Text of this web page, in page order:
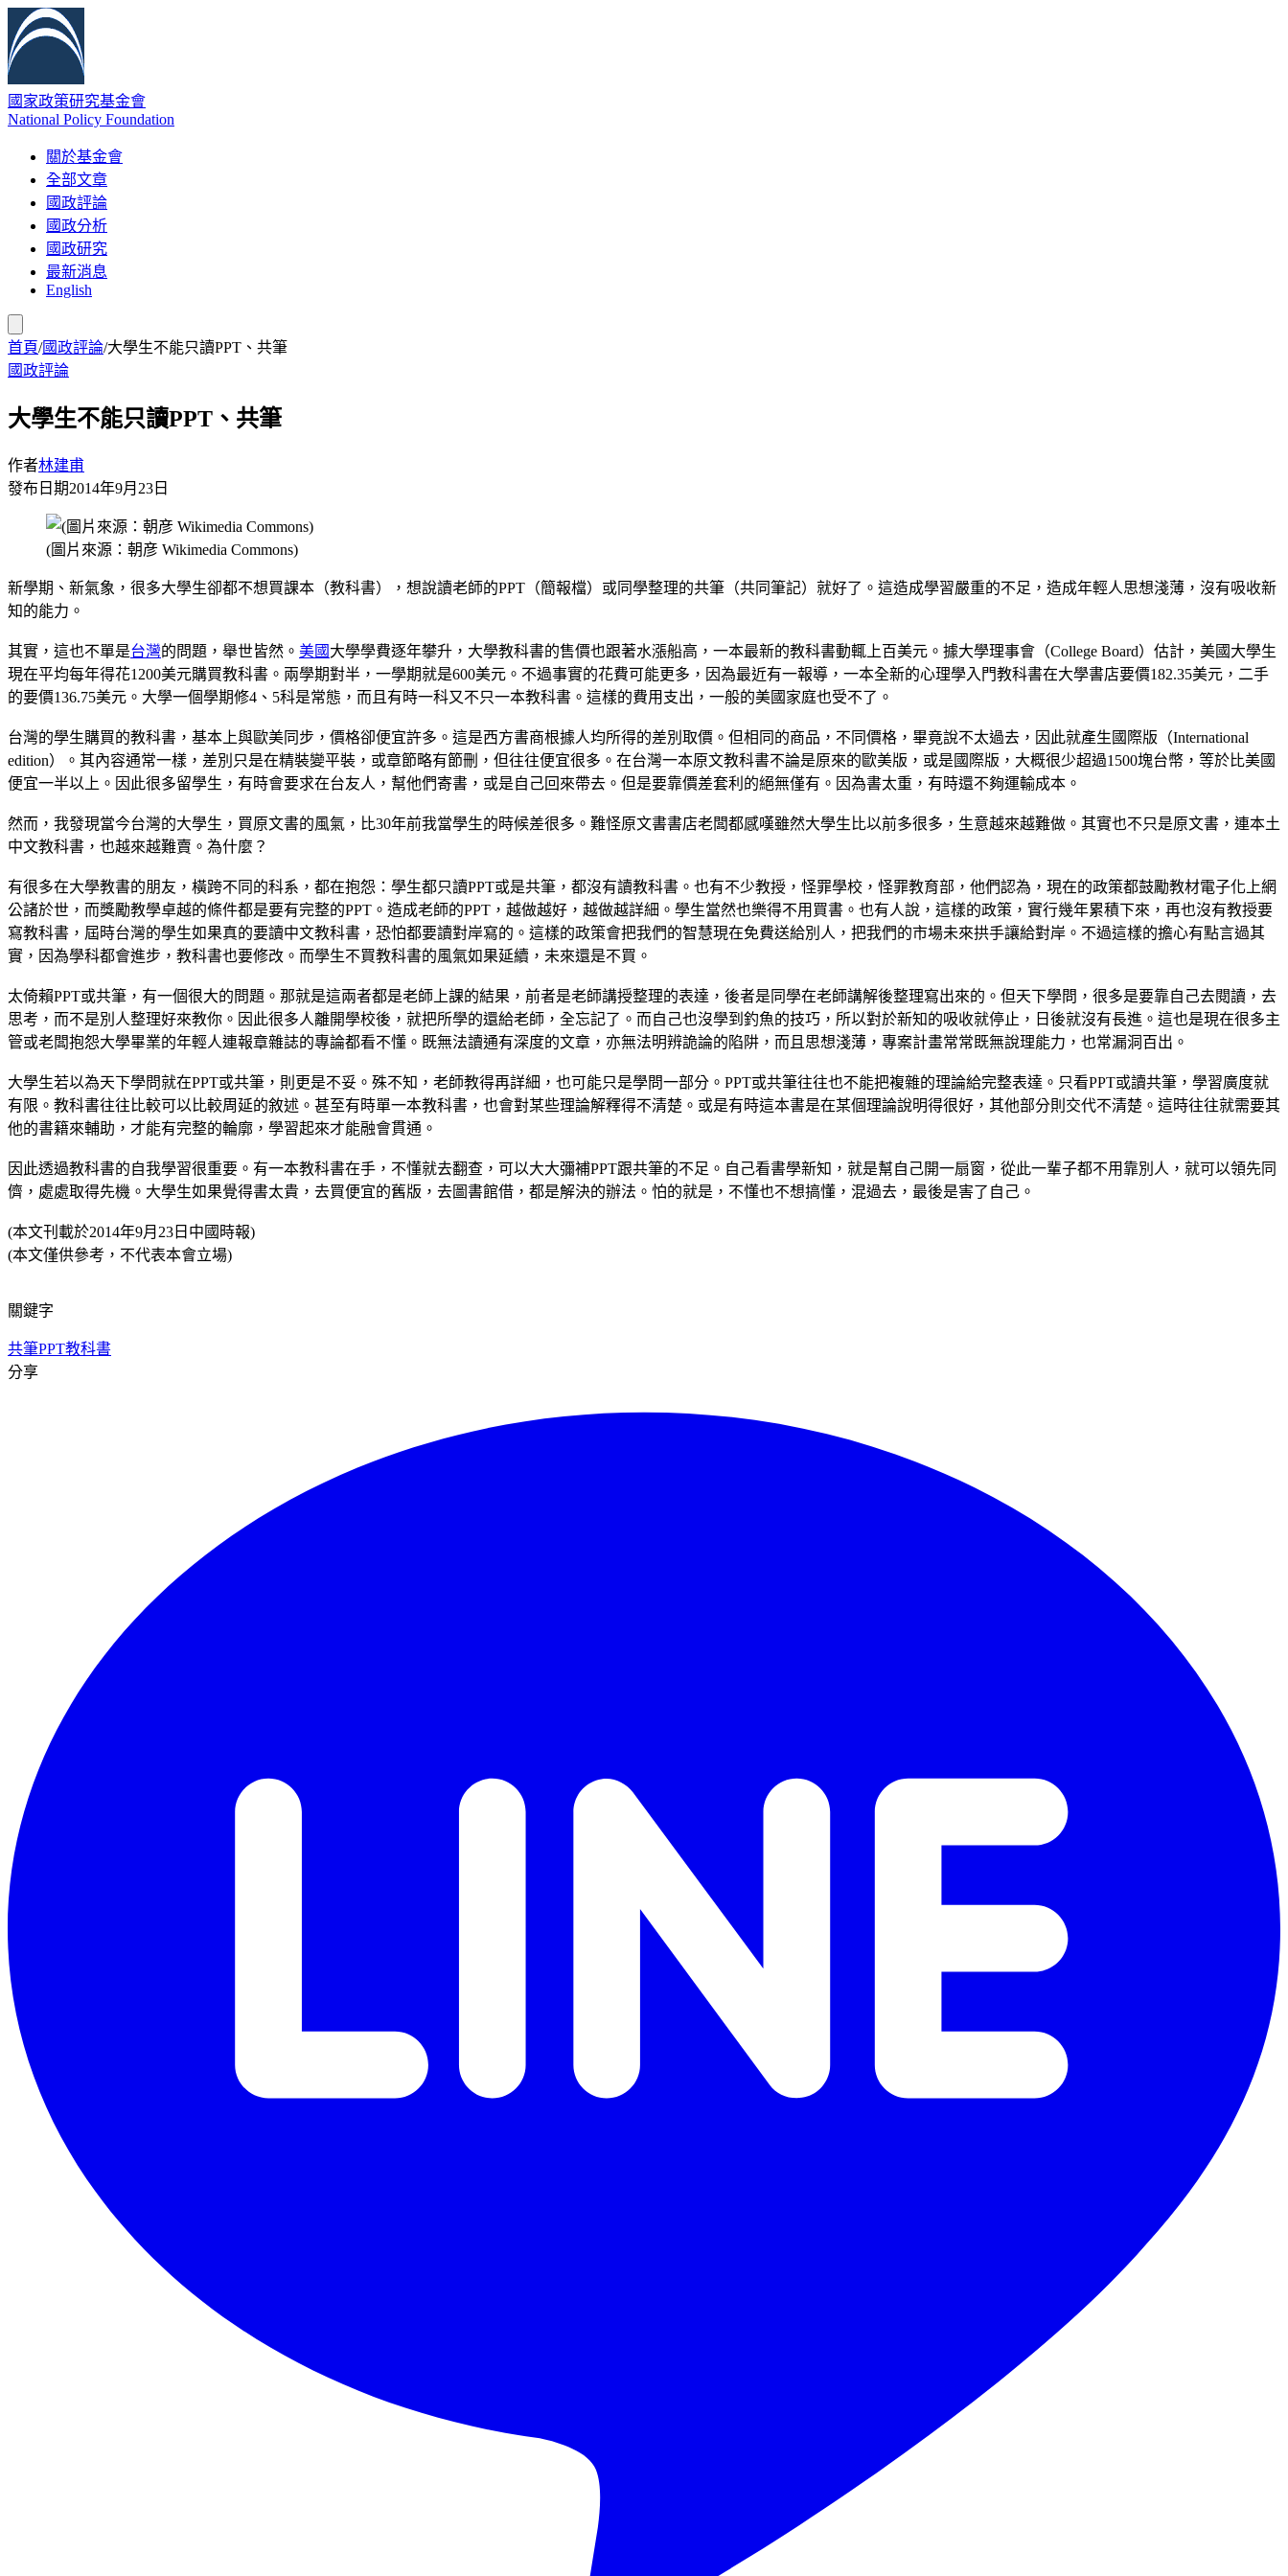
國家政策研究基金會
National Policy Foundation
關於基金會
全部文章
國政評論
國政分析
國政研究
最新消息
English
首頁/國政評論/大學生不能只讀PPT、共筆
國政評論
大學生不能只讀PPT、共筆
作者林建甫
發布日期2014年9月23日
(圖片來源：朝彦 Wikimedia Commons)
新學期、新氣象，很多大學生卻都不想買課本（教科書），想說讀老師的PPT（簡報檔）或同學整理的共筆（共同筆記）就好了。這造成學習嚴重的不足，造成年輕人思想淺薄，沒有吸收新
知的能力。
其實，這也不單是台灣的問題，舉世皆然。 美國 大學學費逐年攀升，大學教科書的售價也跟著水漲船高，一本最新的教科書動輒上百美元。據大學理事會（College Board）估計，美國大學生
現在平均每年得花1200美元購買教科書。兩學期對半，一學期就是600美元。不過事實的花費可能更多，因為最近有一報導，一本全新的心理學入門教科書在大學書店要價182.35美元，二手
的要價136.75美元。大學一個學期修4、5科是常態，而且有時一科又不只一本教科書。這樣的費用支出，一般的美國家庭也受不了。
台灣的學生購買的教科書，基本上與歐美同步，價格卻便宜許多。這是西方書商根據人均所得的差別取價。但相同的商品，不同價格，畢竟說不太過去，因此就產生國際版（International
edition）。其內容通常一樣，差別只是在精裝變平裝，或章節略有節刪，但往往便宜很多。在台灣一本原文教科書不論是原來的歐美版，或是國際版，大概很少超過1500塊台幣，等於比美國
便宜一半以上。因此很多留學生，有時會要求在台友人，幫他們寄書，或是自己回來帶去。但是要靠價差套利的絕無僅有。因為書太重，有時還不夠運輸成本。
然而，我發現當今台灣的大學生，買原文書的風氣，比30年前我當學生的時候差很多。難怪原文書書店老闆都感嘆雖然大學生比以前多很多，生意越來越難做。其實也不只是原文書，連本土
中文教科書，也越來越難賣。為什麼？
有很多在大學教書的朋友，橫跨不同的科系，都在抱怨：學生都只讀PPT或是共筆，都沒有讀教科書。也有不少教授，怪罪學校，怪罪教育部，他們認為，現在的政策都鼓勵教材電子化上網
公諸於世，而獎勵教學卓越的條件都是要有完整的PPT。造成老師的PPT，越做越好，越做越詳細。學生當然也樂得不用買書。也有人說，這樣的政策，實行幾年累積下來，再也沒有教授要
寫教科書，屆時台灣的學生如果真的要讀中文教科書，恐怕都要讀對岸寫的。這樣的政策會把我們的智慧現在免費送給別人，把我們的市場未來拱手讓給對岸。不過這樣的擔心有點言過其
實，因為學科都會進步，教科書也要修改。而學生不買教科書的風氣如果延續，未來還是不買。
太倚賴PPT或共筆，有一個很大的問題。那就是這兩者都是老師上課的結果，前者是老師講授整理的表達，後者是同學在老師講解後整理寫出來的。但天下學問，很多是要靠自己去閱讀，去
思考，而不是別人整理好來教你。因此很多人離開學校後，就把所學的還給老師，全忘記了。而自己也沒學到釣魚的技巧，所以對於新知的吸收就停止，日後就沒有長進。這也是現在很多主
管或老闆抱怨大學畢業的年輕人連報章雜誌的專論都看不懂。既無法讀通有深度的文章，亦無法明辨詭論的陷阱，而且思想淺薄，專案計畫常常既無說理能力，也常漏洞百出。
大學生若以為天下學問就在PPT或共筆，則更是不妥。殊不知，老師教得再詳細，也可能只是學問一部分。PPT或共筆往往也不能把複雜的理論給完整表達。只看PPT或讀共筆，學習廣度就
有限。教科書往往比較可以比較周延的敘述。甚至有時單一本教科書，也會對某些理論解釋得不清楚。或是有時這本書是在某個理論說明得很好，其他部分則交代不清楚。這時往往就需要其
他的書籍來輔助，才能有完整的輪廓，學習起來才能融會貫通。
因此透過教科書的自我學習很重要。有一本教科書在手，不懂就去翻查，可以大大彌補PPT跟共筆的不足。自己看書學新知，就是幫自己開一扇窗，從此一輩子都不用靠別人，就可以領先同
儕，處處取得先機。大學生如果覺得書太貴，去買便宜的舊版，去圖書館借，都是解決的辦法。怕的就是，不懂也不想搞懂，混過去，最後是害了自己。
(本文刊載於2014年9月23日中國時報)
(本文僅供參考，不代表本會立場)
關鍵字
共筆PPT教科書
分享